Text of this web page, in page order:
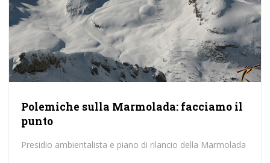
Polemiche sulla Marmolada: facciamo il
punto
Presidio ambientalista e piano di rilancio della Marmolada